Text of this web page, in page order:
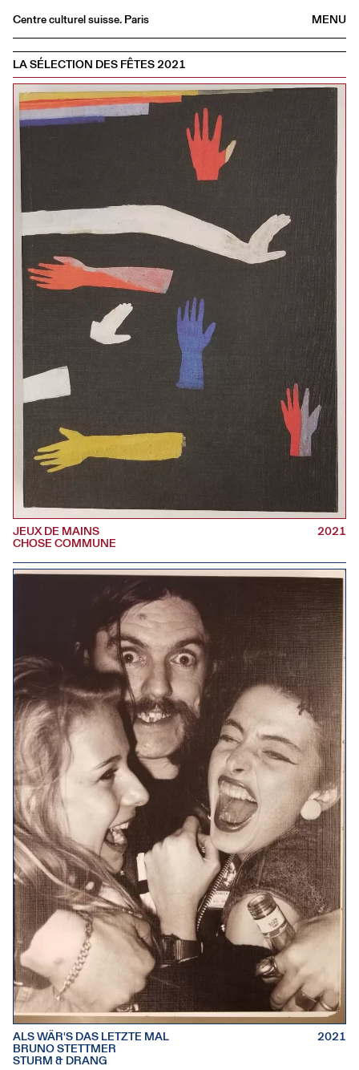
MENU
Centre culturel suisse. Paris
Agenda
Librairie
Buvette
Archives
Médiathèque
Informations
FR/EN
LA SÉLECTION DES FÊTES 2021
JEUX DE MAINS
CHOSE COMMUNE
2021
ALS WÄR'S DAS LETZTE MAL
BRUNO STETTMER
STURM & DRANG
2021